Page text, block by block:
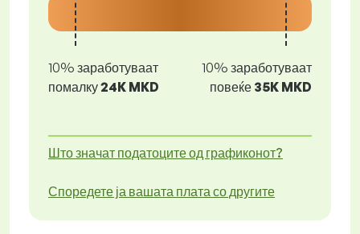
10% заработуваат
помалку24K MKD
10% заработуваат
повеќе 35K MKD
Што значат податоците од графиконот?
Споредете ја вашата плата со другите